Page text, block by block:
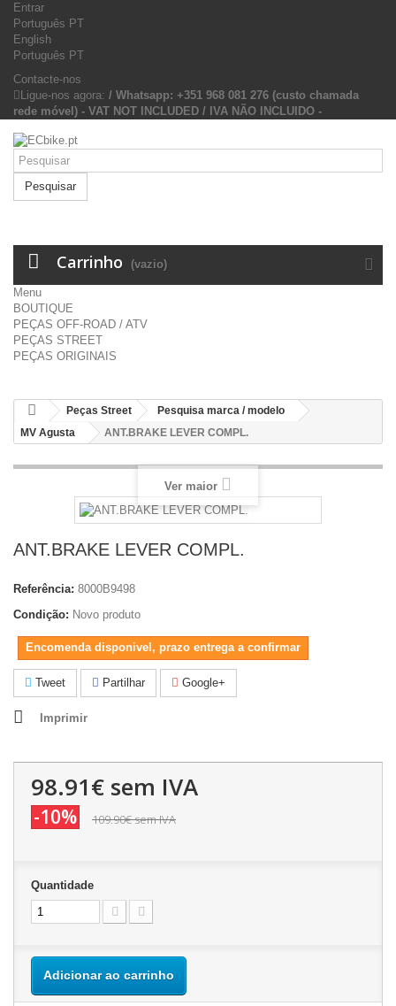
Entrar
Português PT
English
Português PT
Contacte-nos
Ligue-nos agora: / Whatsapp: +351 968 081 276 (custo chamada
rede móvel) - VAT NOT INCLUDED / IVA NÃO INCLUIDO -
Pesquisar
Carrinho (vazio)
Menu
BOUTIQUE
PEÇAS OFF-ROAD / ATV
PEÇAS STREET
PEÇAS ORIGINAIS
Peças Street
Pesquisa marca / modelo
MV Agusta
ANT.BRAKE LEVER COMPL.
Ver maior
ANT.BRAKE LEVER COMPL.
Referência: 8000B9498
Condição: Novo produto
Encomenda disponivel, prazo entrega a confirmar
Tweet Partilhar Google+
Imprimir
98.91€ sem IVA
-10% 109.90€sem IVA
Quantidade
Adicionar ao carrinho